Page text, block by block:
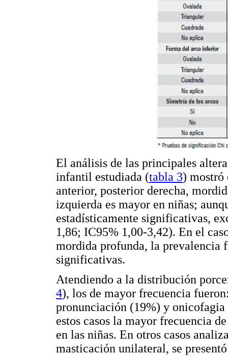
El análisis de las principales
infantil estudiada (tabla 3) mostró
anterior, posterior derecha,
izquierda es mayor en niñas;
estadísticamente significativas,
1,86; IC95% 1,00-3,42). En el
mordida profunda, la prevalencia
significativas.
Atendiendo a la distribución
4), los de mayor frecuencia
pronunciación (19%) y
estos casos la mayor frecuencia
en las niñas. En otros casos
masticación unilateral, se